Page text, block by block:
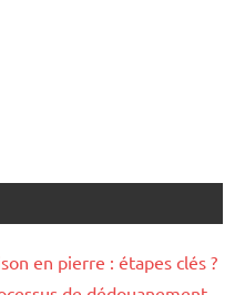
en pierre : étapes clés ?